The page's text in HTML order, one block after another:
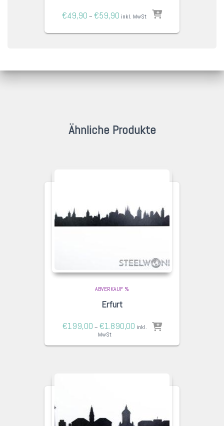
€49,90 – €59,90 inkl. MwSt
Ähnliche Produkte
ABVERKAUF %
Erfurt
€199,00 – €1.890,00 inkl.
MwSt